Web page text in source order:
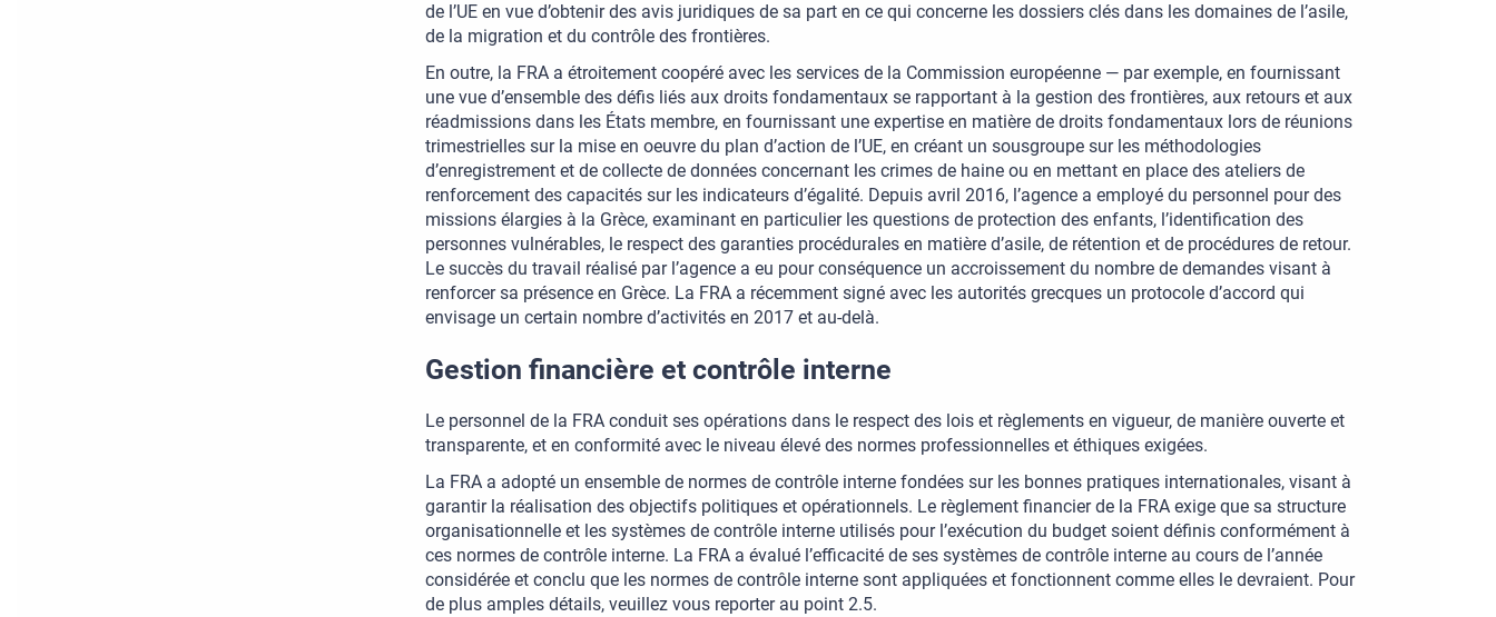
de l’UE en vue d’obtenir des avis juridiques de sa part en ce qui concerne les dossiers clés dans les domaines de l’asile,
de la migration et du contrôle des frontières.
En outre, la FRA a étroitement coopéré avec les services de la Commission européenne — par exemple, en fournissant
une vue d’ensemble des défis liés aux droits fondamentaux se rapportant à la gestion des frontières, aux retours et aux
réadmissions dans les États membre, en fournissant une expertise en matière de droits fondamentaux lors de réunions
trimestrielles sur la mise en oeuvre du plan d’action de l’UE, en créant un sousgroupe sur les méthodologies
d’enregistrement et de collecte de données concernant les crimes de haine ou en mettant en place des ateliers de
renforcement des capacités sur les indicateurs d’égalité. Depuis avril 2016, l’agence a employé du personnel pour des
missions élargies à la Grèce, examinant en particulier les questions de protection des enfants, l’identification des
personnes vulnérables, le respect des garanties procédurales en matière d’asile, de rétention et de procédures de retour.
Le succès du travail réalisé par l’agence a eu pour conséquence un accroissement du nombre de demandes visant à
renforcer sa présence en Grèce. La FRA a récemment signé avec les autorités grecques un protocole d’accord qui
envisage un certain nombre d’activités en 2017 et au-delà.
Gestion financière et contrôle interne
Le personnel de la FRA conduit ses opérations dans le respect des lois et règlements en vigueur, de manière ouverte et
transparente, et en conformité avec le niveau élevé des normes professionnelles et éthiques exigées.
La FRA a adopté un ensemble de normes de contrôle interne fondées sur les bonnes pratiques internationales, visant à
garantir la réalisation des objectifs politiques et opérationnels. Le règlement financier de la FRA exige que sa structure
organisationnelle et les systèmes de contrôle interne utilisés pour l’exécution du budget soient définis conformément à
ces normes de contrôle interne. La FRA a évalué l’efficacité de ses systèmes de contrôle interne au cours de l’année
considérée et conclu que les normes de contrôle interne sont appliquées et fonctionnent comme elles le devraient. Pour
de plus amples détails, veuillez vous reporter au point 2.5.